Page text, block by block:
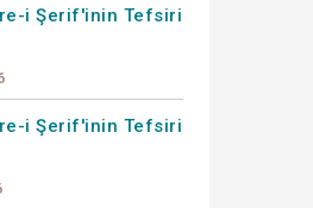
i Şerif'inin Tefsiri
i Şerif'inin Tefsiri